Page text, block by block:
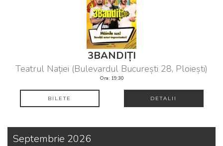
3BANDIȚI
Teatrul Nației (Bulevardul București 28, Ploiești)
Ora: 19:30
BILETE DETALII
Septembrie 2026